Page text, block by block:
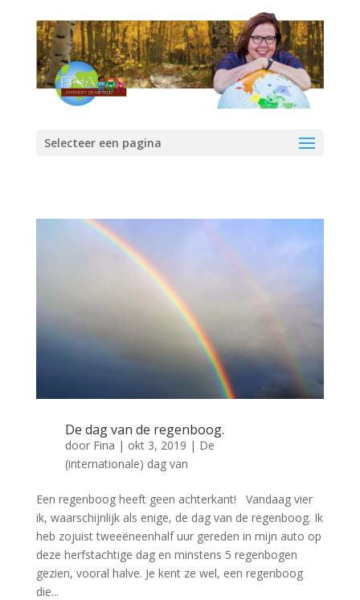
Selecteer een pagina
De dag van de regenboog.
door Fina | okt 3, 2019 | De
(internationale) dag van
Een regenboog heeft geen achterkant! Vandaag vier
ik, waarschijnlijk als enige, de dag van de regenboog. Ik
heb zojuist tweeëneenhalf uur gereden in mijn auto op
deze herfstachtige dag en minstens 5 regenbogen
gezien, vooral halve. Je kent ze wel, een regenboog
die...